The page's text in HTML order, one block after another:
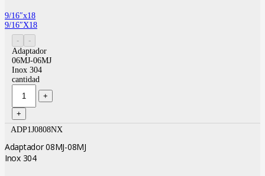
9/16″x18
9/16″X18
Adaptador
06MJ-06MJ
Inox 304
cantidad
ADP1J0808NX
Adaptador 08MJ-08MJ
Inox 304